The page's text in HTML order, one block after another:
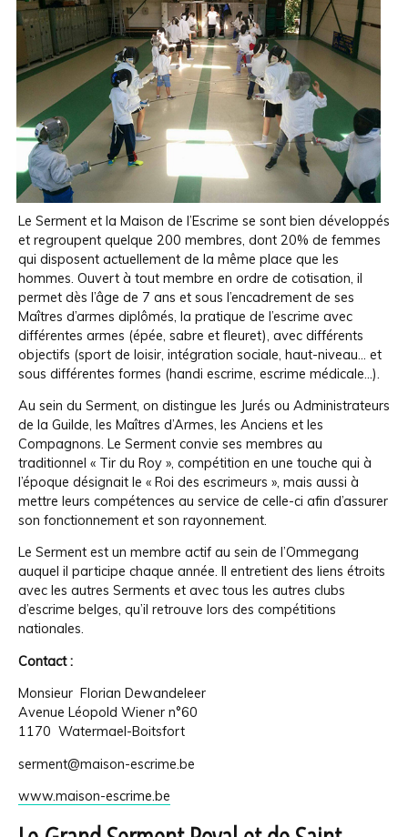
Le Serment et la Maison de l’Escrime se sont bien développés
et regroupent quelque 200 membres, dont 20% de femmes
qui disposent actuellement de la même place que les
hommes. Ouvert à tout membre en ordre de cotisation, il
permet dès l’âge de 7 ans et sous l’encadrement de ses
Maîtres d’armes diplômés, la pratique de l’escrime avec
différentes armes (épée, sabre et fleuret), avec différents
objectifs (sport de loisir, intégration sociale, haut-niveau… et
sous différentes formes (handi escrime, escrime médicale…).
Au sein du Serment, on distingue les Jurés ou Administrateurs
de la Guilde, les Maîtres d’Armes, les Anciens et les
Compagnons. Le Serment convie ses membres au
traditionnel « Tir du Roy », compétition en une touche qui à
l’époque désignait le « Roi des escrimeurs », mais aussi à
mettre leurs compétences au service de celle-ci afin d’assurer
son fonctionnement et son rayonnement.
Le Serment est un membre actif au sein de l’Ommegang
auquel il participe chaque année. Il entretient des liens étroits
avec les autres Serments et avec tous les autres clubs
d’escrime belges, qu’il retrouve lors des compétitions
nationales.
Contact :
Monsieur Florian Dewandeleer
Avenue Léopold Wiener n°60
1170 Watermael-Boitsfort
serment@maison-escrime.be
www.maison-escrime.be